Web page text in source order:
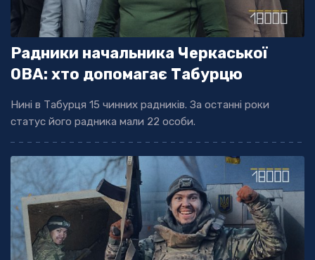
Радники начальника Черкаської
ОВА: хто допомагає Табурцю
Нині в Табурця 15 чинних радників. За останні роки
статус його радника мали 22 особи.